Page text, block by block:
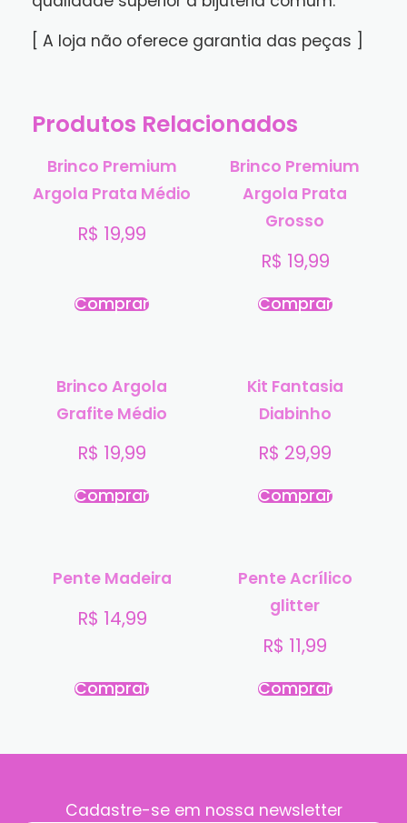
[ A loja não oferece garantia das peças ]
Produtos Relacionados
Brinco Premium
Argola Prata Médio
R$ 19,99
Comprar
Brinco Premium
Argola Prata
Grosso
R$ 19,99
Comprar
Brinco Argola
Grafite Médio
R$ 19,99
Comprar
Kit Fantasia
Diabinho
R$ 29,99
Comprar
Pente Madeira
R$ 14,99
Comprar
Pente Acrílico
glitter
R$ 11,99
Comprar
Cadastre-se em nossa newsletter